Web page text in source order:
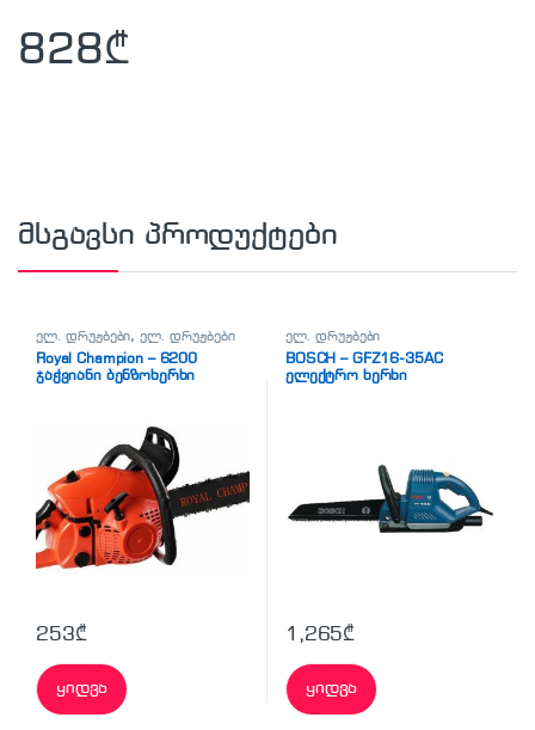
828₾
მსგავსი პროდუქტები
ელ. დრუჟბები,ელ. დრუჟბები
Royal Champion – 6200
ჯაჭვიანი ბენზოხერხი
253₾
ყიდვა
ელ. დრუჟბები
BOSCH – GFZ16-35AC
ელექტრო ხერხი
1,265₾
ყიდვა